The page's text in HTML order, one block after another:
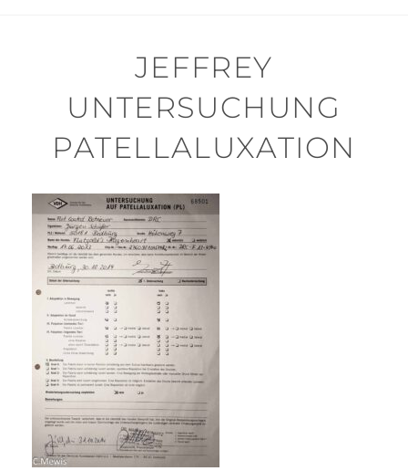
JEFFREY
UNTERSUCHUNG
PATELLALUXATION